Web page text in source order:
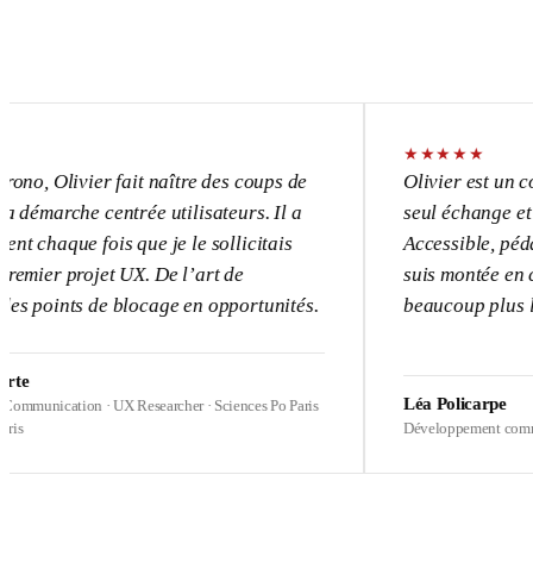
fait naître des coups de
centrée utilisateurs. Il a
fois que je le sollicitais
UX. De l’art de
de blocage en opportunités.
· UX Researcher · Sciences Po Paris
★
Olivier est un
seul échange et l’UX
Accessible,
suis montée en
beaucoup plus loin sur
Léa Policarpe
Développement commercial ·